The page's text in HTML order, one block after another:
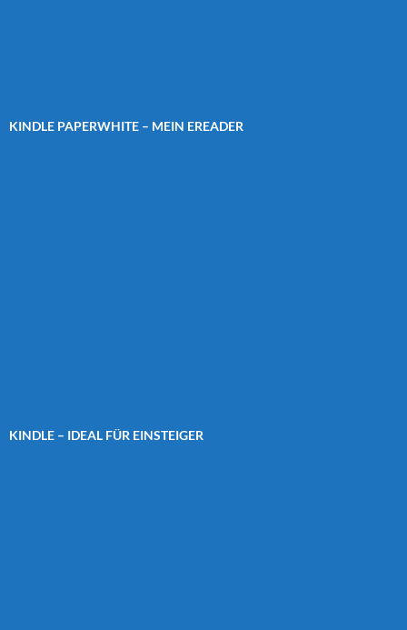
KINDLE PAPERWHITE – MEIN EREADER
KINDLE – IDEAL FÜR EINSTEIGER